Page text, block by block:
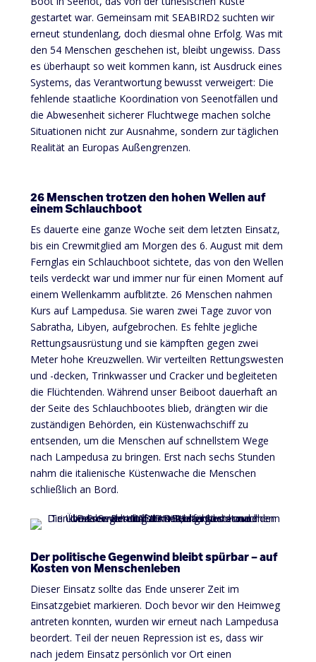
gestartet war. Gemeinsam mit SEABIRD2 suchten wir
erneut stundenlang, doch diesmal ohne Erfolg. Was mit
den 54 Menschen geschehen ist, bleibt ungewiss. Dass
es überhaupt so weit kommen kann, ist Ausdruck eines
Systems, das Verantwortung bewusst verweigert: Die
fehlende staatliche Koordination von Seenotfällen und
die Abwesenheit sicherer Fluchtwege machen solche
Situationen nicht zur Ausnahme, sondern zur täglichen
Realität an Europas Außengrenzen.
26 Menschen trotzen den hohen Wellen auf
einem Schlauchboot
Es dauerte eine ganze Woche seit dem letzten Einsatz,
bis ein Crewmitglied am Morgen des 6. August mit dem
Fernglas ein Schlauchboot sichtete, das von den Wellen
teils verdeckt war und immer nur für einen Moment auf
einem Wellenkamm aufblitzte. 26 Menschen nahmen
Kurs auf Lampedusa. Sie waren zwei Tage zuvor von
Sabratha, Libyen, aufgebrochen. Es fehlte jegliche
Rettungsausrüstung und sie kämpften gegen zwei
Meter hohe Kreuzwellen. Wir verteilten Rettungswesten
und -decken, Trinkwasser und Cracker und begleiteten
die Flüchtenden. Während unser Beiboot dauerhaft an
der Seite des Schlauchbootes blieb, drängten wir die
zuständigen Behörden, ein Küstenwachschiff zu
entsenden, um die Menschen auf schnellstem Wege
nach Lampedusa zu bringen. Erst nach sechs Stunden
nahm die italienische Küstenwache die Menschen
schließlich an Bord.
Der politische Gegenwind bleibt spürbar – auf
Kosten von Menschenleben
Dieser Einsatz sollte das Ende unserer Zeit im
Einsatzgebiet markieren. Doch bevor wir den Heimweg
antreten konnten, wurden wir erneut nach Lampedusa
beordert. Teil der neuen Repression ist es, dass wir
nach jedem Einsatz persönlich vor Ort einen